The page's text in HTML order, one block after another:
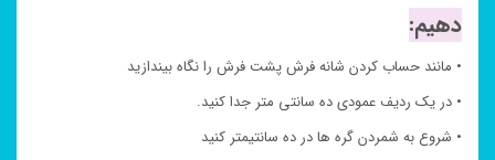
دهیم:
• مانند حساب کردن شانه فرش پشت فرش را نگاه بیندازید
• در یک ردیف عمودی ده سانتی متر جدا کنید.
• شروع به شمردن گره ها در ده سانتیمتر کنید